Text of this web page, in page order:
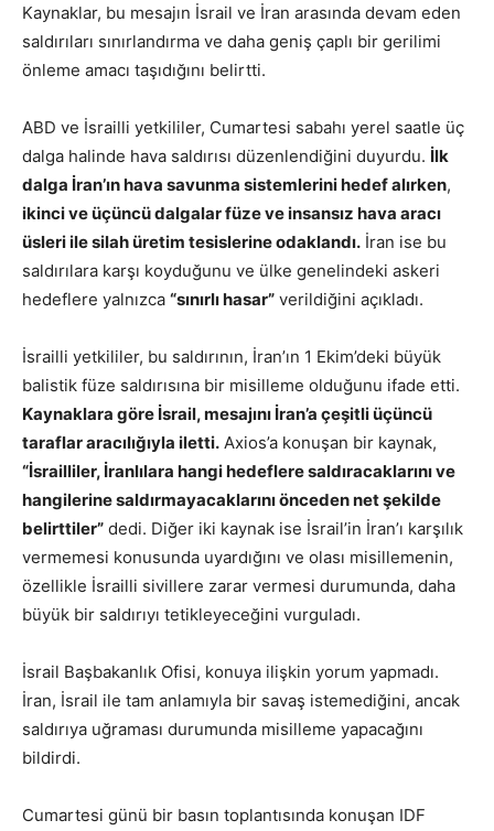
Kaynaklar, bu mesajın İsrail ve İran arasında devam eden
saldırıları sınırlandırma ve daha geniş çaplı bir gerilimi
önleme amacı taşıdığını belirtti.
ABD ve İsrailli yetkililer, Cumartesi sabahı yerel saatle üç
dalga halinde hava saldırısı düzenlendiğini duyurdu. İlk
dalga İran’ın hava savunma sistemlerini hedef alırken,
ikinci ve üçüncü dalgalar füze ve insansız hava aracı
üsleri ile silah üretim tesislerine odaklandı. İran ise bu
saldırılara karşı koyduğunu ve ülke genelindeki askeri
hedeflere yalnızca “sınırlı hasar” verildiğini açıkladı.
İsrailli yetkililer, bu saldırının, İran’ın 1 Ekim’deki büyük
balistik füze saldırısına bir misilleme olduğunu ifade etti.
Kaynaklara göre İsrail, mesajını İran’a çeşitli üçüncü
taraflar aracılığıyla iletti. Axios’a konuşan bir kaynak,
“İsrailliler, İranlılara hangi hedeflere saldıracaklarını ve
hangilerine saldırmayacaklarını önceden net şekilde
belirttiler” dedi. Diğer iki kaynak ise İsrail’in İran’ı karşılık
vermemesi konusunda uyardığını ve olası misillemenin,
özellikle İsrailli sivillere zarar vermesi durumunda, daha
büyük bir saldırıyı tetikleyeceğini vurguladı.
İsrail Başbakanlık Ofisi, konuya ilişkin yorum yapmadı.
İran, İsrail ile tam anlamıyla bir savaş istemediğini, ancak
saldırıya uğraması durumunda misilleme yapacağını
bildirdi.
Cumartesi günü bir basın toplantısında konuşan IDF